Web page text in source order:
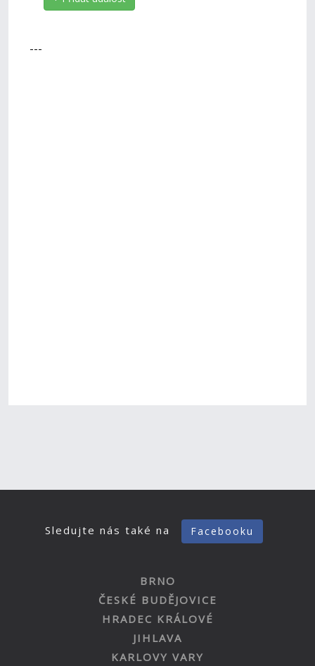
---
Sledujte nás také na Facebooku
BRNO
ČESKÉ BUDĚJOVICE
HRADEC KRÁLOVÉ
JIHLAVA
KARLOVY VARY